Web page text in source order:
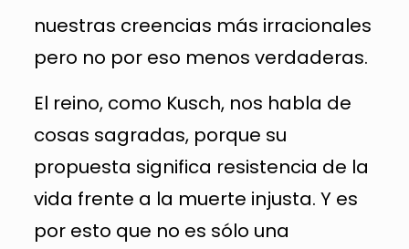
nuestras creencias más irracionales
pero no por eso menos verdaderas.
El reino, como Kusch, nos habla de
cosas sagradas, porque su
propuesta significa resistencia de la
vida frente a la muerte injusta. Y es
por esto que no es sólo una